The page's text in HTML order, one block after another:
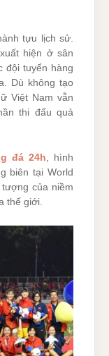
tựu lịch sử.
hiện ở sân
đội tuyển hàng
Dù không tạo
Việt Nam vẫn
thi đấu quả
đá 24h, hình
biên tại World
của niềm
thế giới.